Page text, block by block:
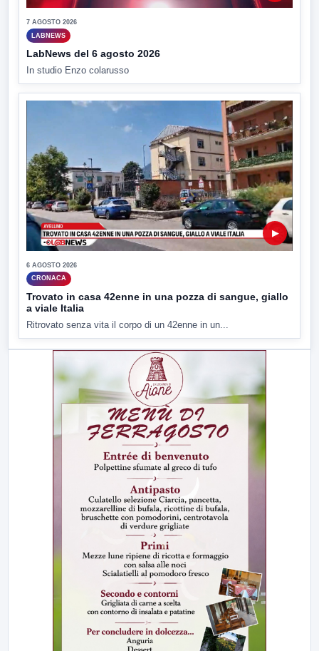
7 AGOSTO 2026
LABNEWS
LabNews del 6 agosto 2026
In studio Enzo colarusso
▶
6 AGOSTO 2026
CRONACA
Trovato in casa 42enne in una pozza di sangue, giallo
a viale Italia
Ritrovato senza vita il corpo di un 42enne in un...